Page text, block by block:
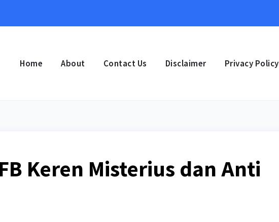
Home About Contact Us Disclaimer Privacy Policy
Keren Misterius dan Anti